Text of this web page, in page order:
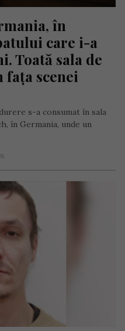
în
care i-a
Toată sala de
fața scenei
s-a consumat în sala
în Germania, unde un